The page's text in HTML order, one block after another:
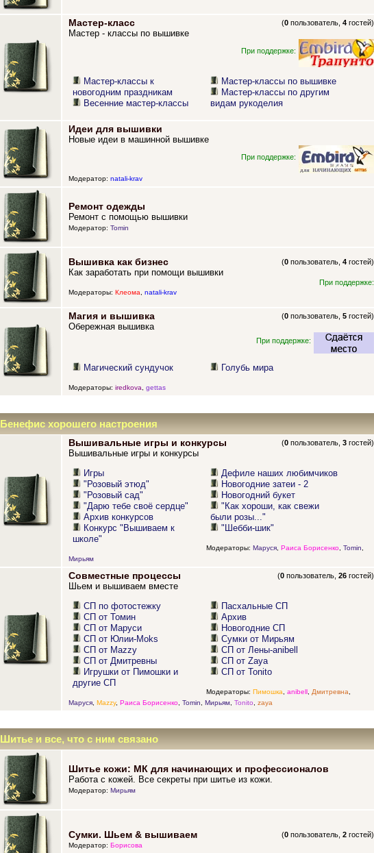
Мастер-класс (0 пользователь,4 гостей)
Мастер - классы по вышивке
При поддержке:
Мастер-классы к
новогодним праздникам
Весенние мастер-классы
Мастер-классы по вышивке
Мастер-классы по другим
видам рукоделия
Идеи для вышивки
Новые идеи в машинной вышивке
При поддержке:
Модератор: natali-krav
Ремонт одежды
Ремонт с помощью вышивки
Модератор: Tomin
Вышивка как бизнес (0 пользователь,4 гостей)
Как заработать при помощи вышивки
При поддержке:
Модераторы: Клеома, natali-krav
Магия и вышивка (0 пользователь,5 гостей)
Обережная вышивка
При поддержке:
Магический сундучок Голубь мира
Модераторы: iredkova gettas
Бенефис хорошего настроения
Вышивальные игры и конкурсы (0 пользователь,3 гостей)
Вышивальные игры и конкурсы
Игры
"Розовый этюд"
"Розовый сад"
"Дарю тебе своё сердце"
Архив конкурсов
Конкурс "Вышиваем к
школе"
Дефиле наших любимчиков
Новогодние затеи - 2
Новогодний букет
"Как хороши, как свежи
были розы..."
"Шебби-шик"
Модераторы: Маруся, Раиса Борисенко, Tomin
Мирьям
Совместные процессы (0 пользователь,26 гостей)
Шьем и вышиваем вместе
СП по фотостежку
СП от Томин
СП от Маруси
СП от Юлии-Moks
СП от Mazzy
СП от Дмитревны
Игрушки от Пимошки и
другие СП
Пасхальные СП
Архив
Новогодние СП
Сумки от Мирьям
СП от Лены-anibell
СП от Zaya
СП от Tonito
Модераторы: Пимошка anibell, Дмитревна
Маруся, Mazzy, Раиса Борисенко, Tomin Мирьям, Tonito zaya
Шитье и все, что с ним связано
Шитье кожи: МК для начинающих и профессионалов
Работа с кожей. Все секреты при шитье из кожи.
Модератор: Мирьям
Сумки. Шьем & вышиваем (0 пользователь,2 гостей)
Модератор: Борисова